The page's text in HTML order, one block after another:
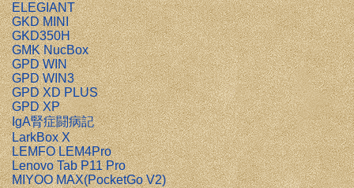
ELEGIANT
GKD MINI
GKD350H
GMK NucBox
GPD WIN
GPD WIN3
GPD XD PLUS
GPD XP
IgA腎症闘病記
LarkBox X
LEMFO LEM4Pro
Lenovo Tab P11 Pro
MIYOO MAX(PocketGo V2)